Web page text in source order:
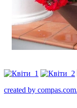
created by